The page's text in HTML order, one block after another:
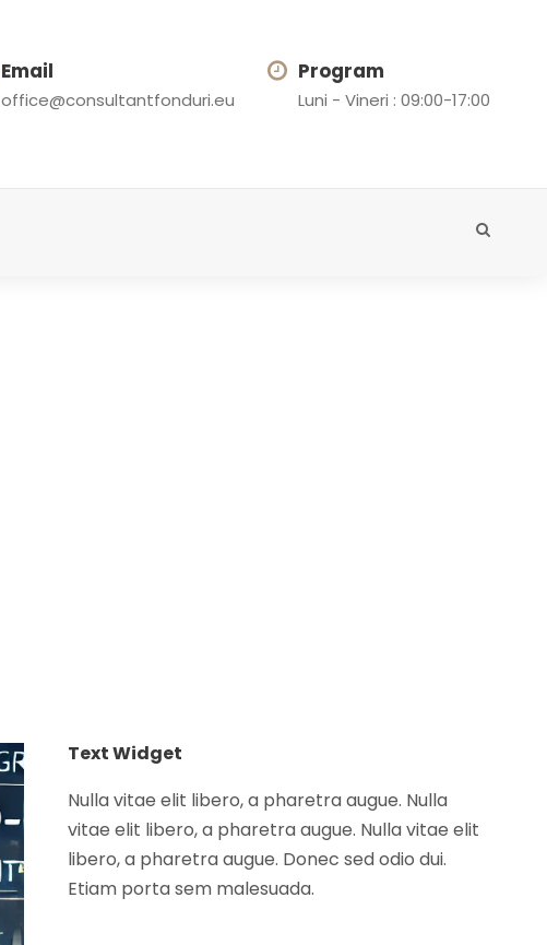
Email
office@consultantfonduri.eu
Program
Luni - Vineri : 09:00-17:00
Text Widget
Nulla vitae elit libero, a pharetra augue. Nulla
vitae elit libero, a pharetra augue. Nulla vitae elit
libero, a pharetra augue. Donec sed odio dui.
Etiam porta sem malesuada.